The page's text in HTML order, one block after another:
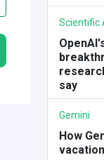
Scientific
say
Gemini
How